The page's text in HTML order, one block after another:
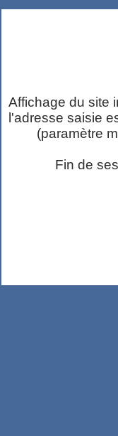
Affichage du site
l'adresse saisie
(paramètre
Fin de